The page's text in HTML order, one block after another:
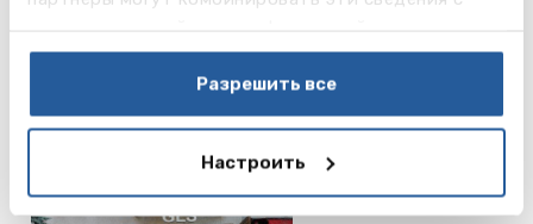
данными, которые они получили при использовании
Разрешить все
Настроить
Читать
Hamburg